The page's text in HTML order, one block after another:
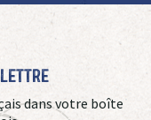
Lettre
dans votre boîte